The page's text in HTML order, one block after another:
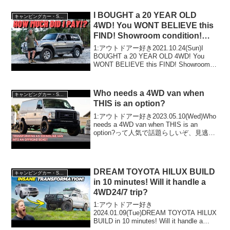
キャンピングカー・SUV人気車種
I BOUGHT a 20 YEAR OLD
4WD! You WONT BELIEVE this
FIND! Showroom condition!
Nissan Patrol GU TB48
1:アウトドアー好き2021.10.24(Sun)I
BOUGHT a 20 YEAR OLD 4WD! You
WONT BELIEVE this FIND! Showroom
キャンピングカー・SUV人気車種
Who needs a 4WD van when
THIS is an option?
1:アウトドアー好き2023.05.10(Wed)Who
needs a 4WD van when THIS is an
option?って人気で話題らしいぞ、見逃さ
DREAM TOYOTA HILUX BUILD
in 10 minutes! Will it handle a
4WD24/7 trip?
1:アウトドアー好き
2024.01.09(Tue)DREAM TOYOTA HILUX
BUILD in 10 minutes! Will it handle a